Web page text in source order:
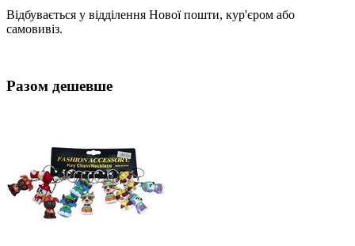
Відбувається у відділення Нової пошти, кур'єром або
самовивіз.
Разом дешевше